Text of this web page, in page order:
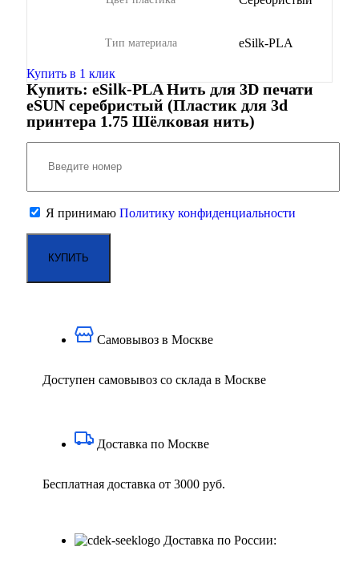
Тип материала eSilk-PLA
Купить в 1 клик
Купить: eSilk-PLA Нить для 3D печати
eSUN серебристый (Пластик для 3d
принтера 1.75 Шёлковая нить)
Я принимаюПолитику конфиденциальности
Самовывоз в Москве
Доступен самовывоз со склада в Москве
Доставка по Москве
Бесплатная доставка от 3000 руб.
Доставка по России: